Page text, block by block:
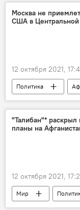
Москва не
США в
12 октября 2021,
Политика
Центральная Азия
Россия
военные базы
"Талибан"* раскрыл
планы на
12 октября 2021,
Мир